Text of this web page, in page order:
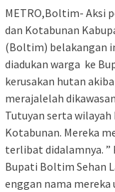
METRO,Boltim- Aksi
dan Kotabunan
(Boltim) belakangan
diadukan warga ke
kerusakan hutan
merajalelah
Tutuyan serta
Kotabunan. Mereka
terlibat didalamnya. ”
Bupati Boltim Sehan
enggan nama